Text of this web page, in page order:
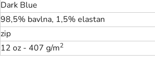
Dark Blue
98,5% bavlna, 1,5% elastan
zip
12 oz - 407 g/m2